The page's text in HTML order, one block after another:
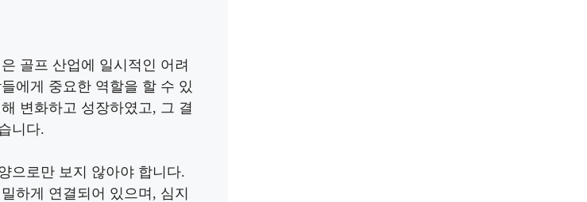
골프 산업에 일시적인 어려
에게 중요한 역할을 할 수 있
변화하고 성장하였고, 그 결
니다.
으로만 보지 않아야 합니다.
하게 연결되어 있으며, 심지